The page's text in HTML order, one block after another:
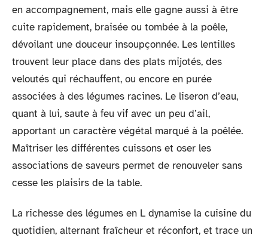
en accompagnement, mais elle gagne aussi à être
cuite rapidement, braisée ou tombée à la poêle,
dévoilant une douceur insoupçonnée. Les lentilles
trouvent leur place dans des plats mijotés, des
veloutés qui réchauffent, ou encore en purée
associées à des légumes racines. Le liseron d’eau,
quant à lui, saute à feu vif avec un peu d’ail,
apportant un caractère végétal marqué à la poêlée.
Maîtriser les différentes cuissons et oser les
associations de saveurs permet de renouveler sans
cesse les plaisirs de la table.
La richesse des légumes en L dynamise la cuisine du
quotidien, alternant fraîcheur et réconfort, et trace un